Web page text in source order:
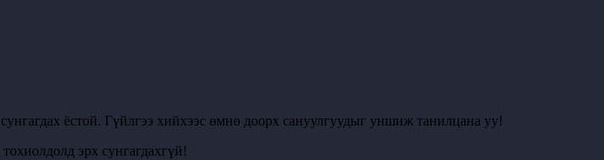
ёстой. Гүйлгээ хийхээс өмнө доорх сануулгуудыг уншиж танилцана уу!
эрх сунгагдахгүй!